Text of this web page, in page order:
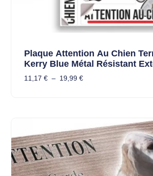
Plaque Attention Au Chien
Kerry Blue Métal Résistant
11,17 € – 19,99 €